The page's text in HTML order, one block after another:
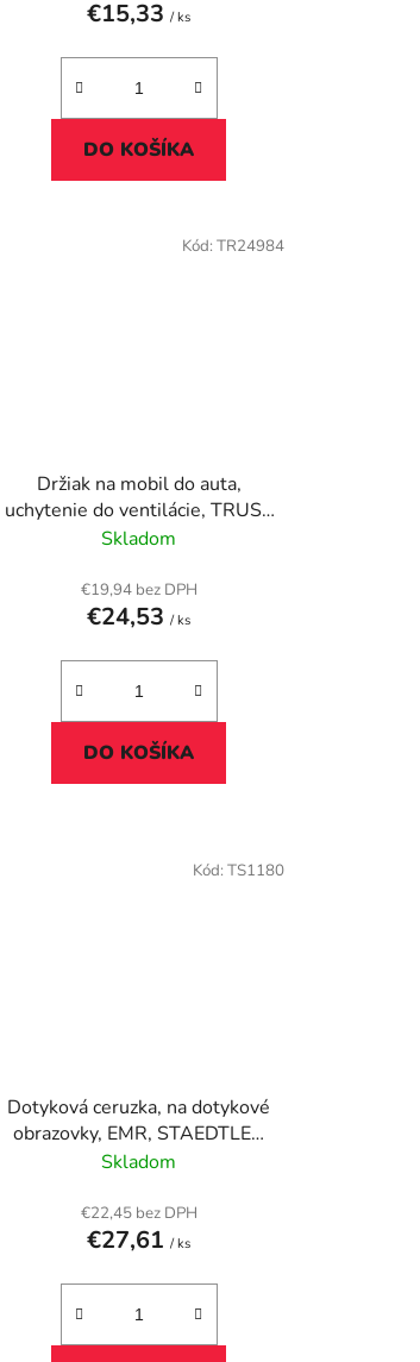
€15,33/ ks
DO KOŠÍKA
Držiak na mobil do auta,
uchytenie do ventilácie, TRUST
"Runo", čierna
Skladom
€19,94 bez DPH
€24,53/ ks
DO KOŠÍKA
Kód: TR24984
Dotyková ceruzka, na dotykové
obrazovky, EMR, STAEDTLER
"Noris Digital Classic 180 22",
Skladom
€22,45 bez DPH
€27,61/ ks
Kód: TS1180